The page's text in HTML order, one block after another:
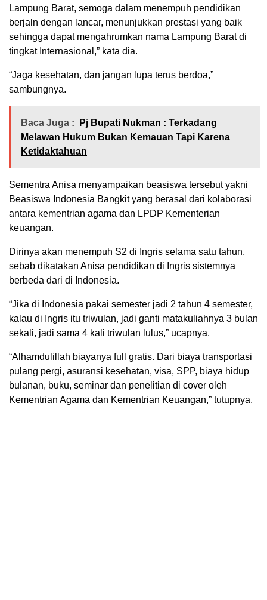
Lampung Barat, semoga dalam menempuh pendidikan
berjaln dengan lancar, menunjukkan prestasi yang baik
sehingga dapat mengahrumkan nama Lampung Barat di
tingkat Internasional,” kata dia.
“Jaga kesehatan, dan jangan lupa terus berdoa,”
sambungnya.
Baca Juga :
Pj Bupati Nukman : Terkadang
Melawan Hukum Bukan Kemauan Tapi Karena
Ketidaktahuan
Sementra Anisa menyampaikan beasiswa tersebut yakni
Beasiswa Indonesia Bangkit yang berasal dari kolaborasi
antara kementrian agama dan LPDP Kementerian
keuangan.
Dirinya akan menempuh S2 di Ingris selama satu tahun,
sebab dikatakan Anisa pendidikan di Ingris sistemnya
berbeda dari di Indonesia.
“Jika di Indonesia pakai semester jadi 2 tahun 4 semester,
kalau di Ingris itu triwulan, jadi ganti matakuliahnya 3 bulan
sekali, jadi sama 4 kali triwulan lulus,” ucapnya.
“Alhamdulillah biayanya full gratis. Dari biaya transportasi
pulang pergi, asuransi kesehatan, visa, SPP, biaya hidup
bulanan, buku, seminar dan penelitian di cover oleh
Kementrian Agama dan Kementrian Keuangan,” tutupnya.